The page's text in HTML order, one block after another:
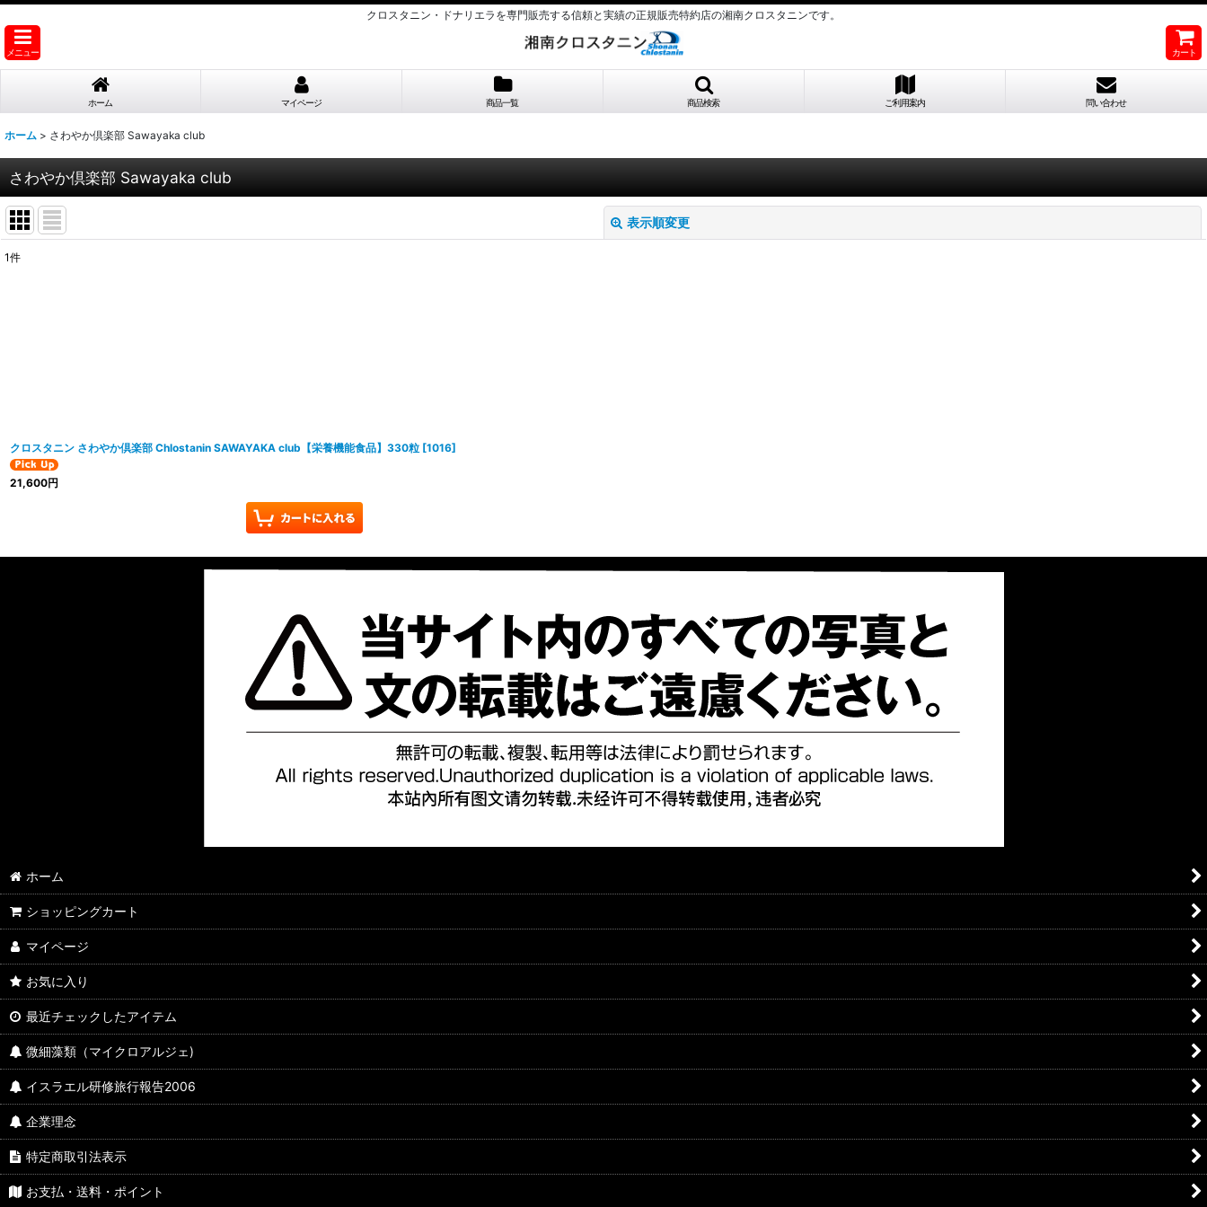
クロスタニン・ドナリエラを専門販売する信頼と実績の正規販売特約店の湘南クロスタニンです。
メニュー カート
ホーム マイページ 商品一覧 商品検索 ご利用案内 問い合わせ
ホーム > さわやか倶楽部 Sawayaka club
さわやか倶楽部 Sawayaka club
表示順変更
1件
クロスタニン さわやか倶楽部 Chlostanin SAWAYAKA club【栄養機能食品】330粒 [1016]
21,600円
ホーム
ショッピングカート
マイページ
お気に入り
最近チェックしたアイテム
微細藻類（マイクロアルジェ)
イスラエル研修旅行報告2006
企業理念
特定商取引法表示
お支払・送料・ポイント